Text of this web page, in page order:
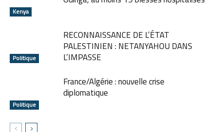
Kenya
Politique
RECONNAISSANCE DE L’ÉTAT
PALESTINIEN : NETANYAHOU DANS
L’IMPASSE
Politique
France/Algérie : nouvelle crise
diplomatique